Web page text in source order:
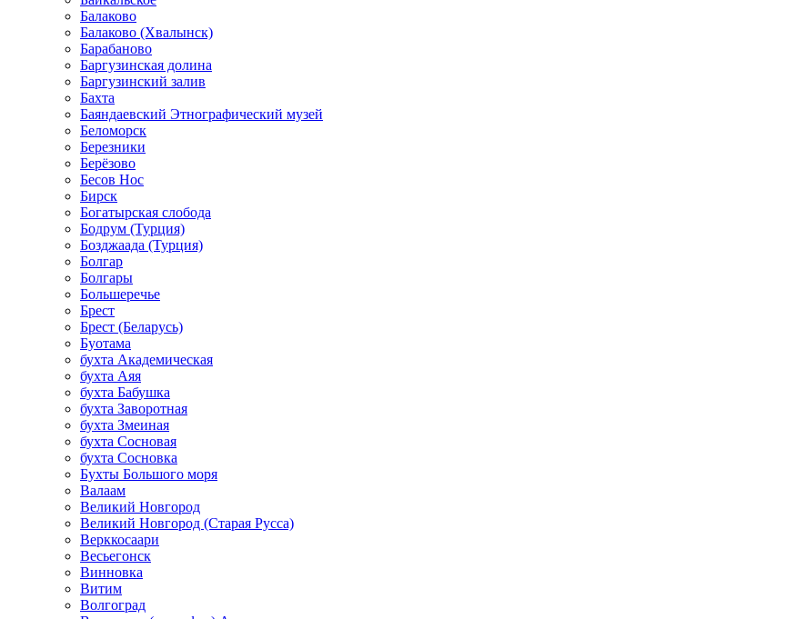
Балаково
Балаково (Хвалынск)
Барабаново
Баргузинская долина
Баргузинский залив
Бахта
Баяндаевский Этнографический музей
Беломорск
Березники
Берёзово
Бесов Нос
Бирск
Богатырская слобода
Бодрум (Турция)
Бозджаада (Турция)
Болгар
Болгары
Большеречье
Брест
Брест (Беларусь)
Буотама
бухта Академическая
бухта Аяя
бухта Бабушка
бухта Заворотная
бухта Змеиная
бухта Сосновая
бухта Сосновка
Бухты Большого моря
Валаам
Великий Новгород
Великий Новгород (Старая Русса)
Верккосаари
Весьегонск
Винновка
Витим
Волгоград